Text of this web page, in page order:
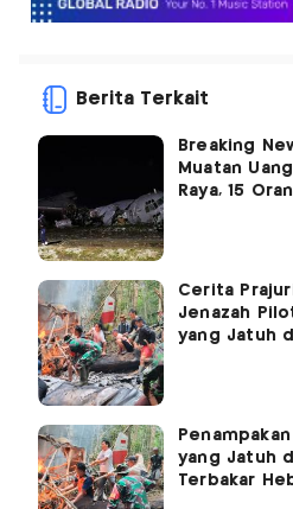
Berita Terkait
Breaking
Muatan
Raya, 15
Cerita
Jenazah
yang Jatuh
yang Jatuh
Terbakar